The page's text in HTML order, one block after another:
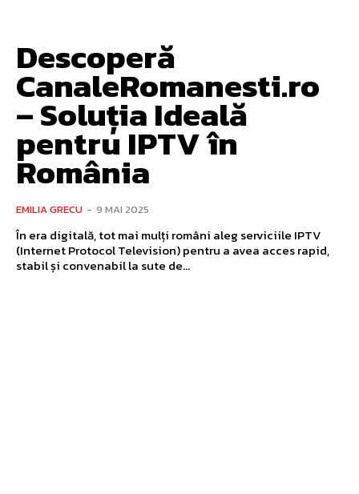
Descoperă
CanaleRomanesti.ro
– Soluția Ideală
pentru IPTV în
România
EMILIA GRECU - 9 MAI 2025
În era digitală, tot mai mulți români aleg serviciile IPTV
(Internet Protocol Television) pentru a avea acces rapid,
stabil și convenabil la sute de...